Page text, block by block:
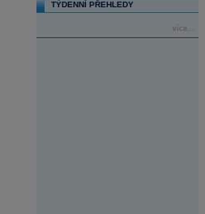
TÝDENNÍ PŘEHLEDY
více...